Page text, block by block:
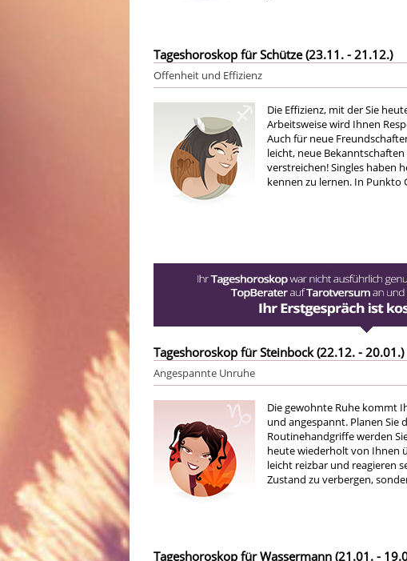
Tageshoroskop für Schütze (23.11. - 21.12.)
Offenheit und Effizienz
Die Effizienz, mit der Sie
Arbeitsweise wird Ihnen
Auch für neue
leicht, neue Bekanntschaften
verstreichen! Singles haben
kennen zu lernen. In Punkto
Tageshoroskop für Steinbock (22.12. - 20.01.)
Angespannte Unruhe
Die gewohnte Ruhe kommt
und angespannt. Planen Sie
Routinehandgriffe werden
heute wiederholt von Ihnen
leicht reizbar und reagieren
Zustand zu verbergen,
Tageshoroskop für Wassermann (21.01. -